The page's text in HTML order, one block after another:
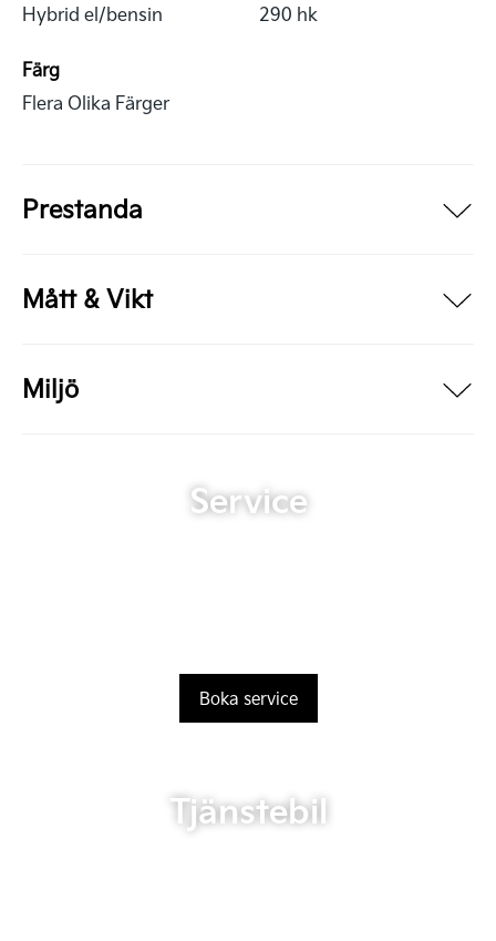
Hybrid el/bensin
290 hk
Färg
Flera Olika Färger
Prestanda
Mått & Vikt
Miljö
Service
Boka service
Tjänstebil